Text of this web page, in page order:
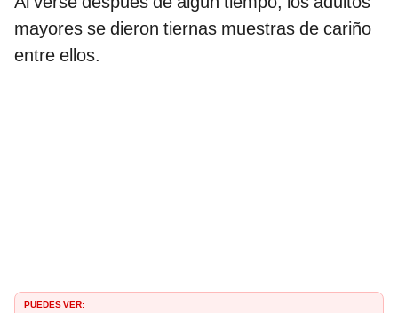
mayores se dieron tiernas muestras de cariño
entre ellos.
PUEDES VER: